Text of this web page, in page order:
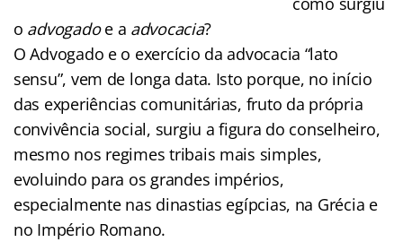
o advogadoe a advocacia?
O Advogado e o exercício da advocacia “lato
sensu”, vem de longa data. Isto porque, no início
das experiências comunitárias, fruto da própria
convivência social, surgiu a figura do conselheiro,
mesmo nos regimes tribais mais simples,
evoluindo para os grandes impérios,
especialmente nas dinastias egípcias, na Grécia e
no Império Romano.